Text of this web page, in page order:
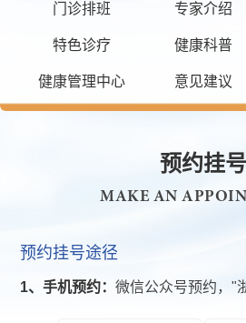
门诊排班 专家介绍
特色诊疗 健康科普
健康管理中心 意见建议
预约挂号
MAKE AN
预约挂号途径
1、手机预约：微信公众号预约，"